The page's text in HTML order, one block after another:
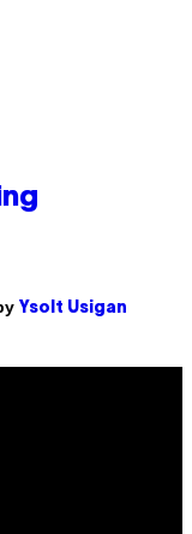
Ysolt Usigan